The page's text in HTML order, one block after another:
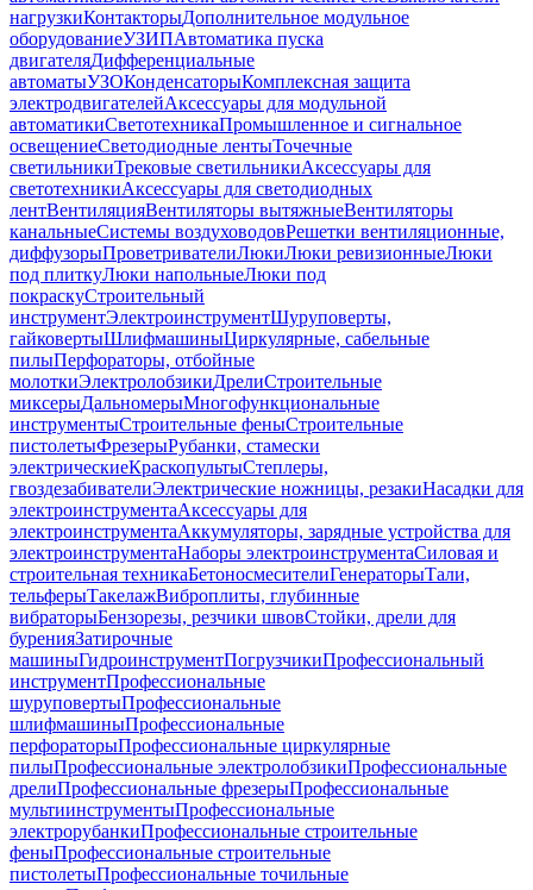
нагрузкиКонтакторыДополнительное модульное
оборудованиеУЗИПАвтоматика пуска
двигателяДифференциальные
автоматыУЗОКонденсаторыКомплексная защита
электродвигателейАксессуары для модульной
автоматикиСветотехникаПромышленное и сигнальное
освещениеСветодиодные лентыТочечные
светильникиТрековые светильникиАксессуары для
светотехникиАксессуары для светодиодных
лентВентиляцияВентиляторы вытяжныеВентиляторы
канальныеСистемы воздуховодовРешетки вентиляционные,
диффузорыПроветривателиЛюкиЛюки ревизионныеЛюки
под плиткуЛюки напольныеЛюки под
покраскуСтроительный
инструментЭлектроинструментШуруповерты,
гайковертыШлифмашиныЦиркулярные, сабельные
пилыПерфораторы, отбойные
молоткиЭлектролобзикиДрелиСтроительные
миксерыДальномерыМногофункциональные
инструментыСтроительные феныСтроительные
пистолетыФрезерыРубанки, стамески
электрическиеКраскопультыСтеплеры,
гвоздезабивателиЭлектрические ножницы, резакиНасадки для
электроинструментаАксессуары для
электроинструментаАккумуляторы, зарядные устройства для
электроинструментаНаборы электроинструментаСиловая и
строительная техникаБетоносмесителиГенераторыТали,
тельферыТакелажВиброплиты, глубинные
вибраторыБензорезы, резчики швовСтойки, дрели для
буренияЗатирочные
машиныГидроинструментПогрузчикиПрофессиональный
инструментПрофессиональные
шуруповертыПрофессиональные
шлифмашиныПрофессиональные
перфораторыПрофессиональные циркулярные
пилыПрофессиональные электролобзикиПрофессиональные
дрелиПрофессиональные фрезерыПрофессиональные
мультиинструментыПрофессиональные
электрорубанкиПрофессиональные строительные
феныПрофессиональные строительные
пистолетыПрофессиональные точильные